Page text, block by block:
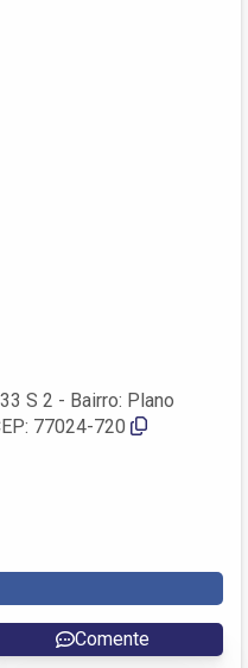
S 2 - Bairro: Plano
77024-720
Comente